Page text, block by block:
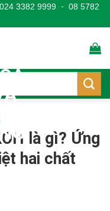
024 3382 9999 - 08 5782
là gì? Ứng
hai chất